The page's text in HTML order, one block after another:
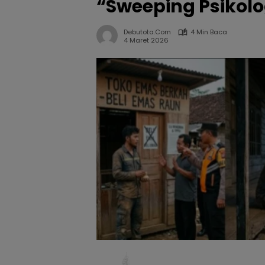
“Sweeping
Debutota.com
4 Min Baca
4 Maret 2026